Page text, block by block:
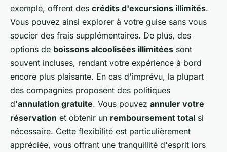
exemple, offrent des crédits d'excursions illimités.
Vous pouvez ainsi explorer à votre guise sans vous
soucier des frais supplémentaires. De plus, des
options de boissons alcoolisées illimitées sont
souvent incluses, rendant votre expérience à bord
encore plus plaisante. En cas d'imprévu, la plupart
des compagnies proposent des politiques
d'annulation gratuite. Vous pouvez annuler votre
réservation et obtenir un remboursement total si
nécessaire. Cette flexibilité est particulièrement
appréciée, vous offrant une tranquillité d'esprit lors